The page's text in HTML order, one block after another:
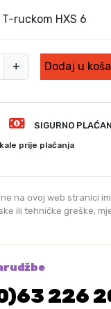
ruckom HXS 6
+ Dodaj u
SIGURNO
prije plaćanja
na ovoj web stranici
ili tehničke greške,
226